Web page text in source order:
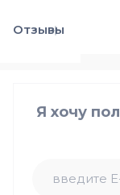
Отзывы
Я хочу